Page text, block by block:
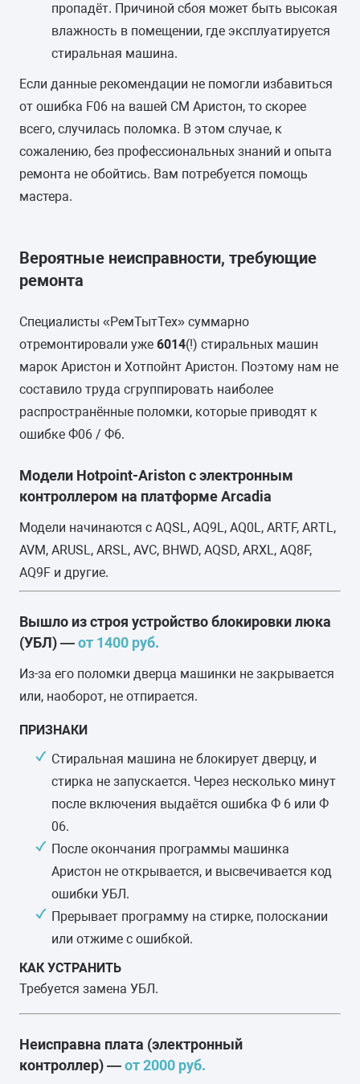
пропадёт. Причиной сбоя может быть высокая
влажность в помещении, где эксплуатируется
стиральная машина.
Если данные рекомендации не помогли избавиться
от ошибка F06 на вашей СМ Аристон, то скорее
всего, случилась поломка. В этом случае, к
сожалению, без профессиональных знаний и опыта
ремонта не обойтись. Вам потребуется помощь
мастера.
Вероятные неисправности, требующие
ремонта
Специалисты «РемТытТех» суммарно
отремонтировали уже 6014(!) стиральных машин
марок Аристон и Хотпойнт Аристон. Поэтому нам не
составило труда сгруппировать наиболее
распространённые поломки, которые приводят к
ошибке Ф06 / Ф6.
Модели Hotpoint-Ariston с электронным
контроллером на платформе Arcadia
Модели начинаются с AQSL, AQ9L, AQ0L, ARTF, ARTL,
AVM, ARUSL, ARSL, AVC, BHWD, AQSD, ARXL, AQ8F,
AQ9F и другие.
Вышло из строя устройство блокировки люка
(УБЛ) —от 1400 руб.
Из-за его поломки дверца машинки не закрывается
или, наоборот, не отпирается.
ПРИЗНАКИ
Стиральная машина не блокирует дверцу, и
стирка не запускается. Через несколько минут
после включения выдаётся ошибка Ф 6 или Ф
06.
После окончания программы машинка
Аристон не открывается, и высвечивается код
ошибки УБЛ.
Прерывает программу на стирке, полоскании
или отжиме с ошибкой.
КАК УСТРАНИТЬ
Требуется замена УБЛ.
Неисправна плата (электронный
контроллер) —от 2000 руб.